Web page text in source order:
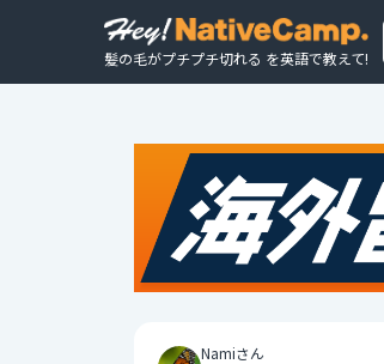
髪の毛がプチプチ切れる を英語で教えて!
Namiさん